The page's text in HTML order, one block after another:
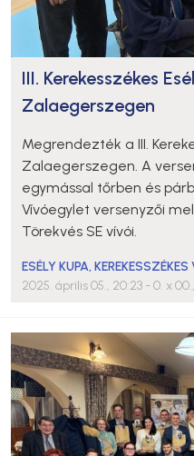
III. Kerekesszékes
Zalaegerszegen
Megrendezték a III.
Zalaegerszegen. A
egymással tőrben és
Vívóegylet versenyzői
Törekvés SE vívói.
ESÉLY KUPA,KEREKESSZÉKES
2025. április 05., 20:23 - 0. x